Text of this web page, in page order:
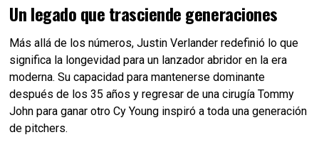
Un legado que trasciende generaciones
Más allá de los números, Justin Verlander redefinió lo que
significa la longevidad para un lanzador abridor en la era
moderna. Su capacidad para mantenerse dominante
después de los 35 años y regresar de una cirugía Tommy
John para ganar otro Cy Young inspiró a toda una generación
de pitchers.